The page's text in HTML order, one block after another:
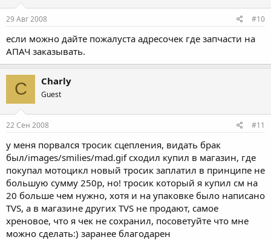
29 Авг 2008 #10
если можно дайте пожалуста адресочек где запчасти на
АПАЧ заказывать.
C Charly
Guest
22 Сен 2008 #11
у меня порвался тросик сцепления, видать брак
был/images/smilies/mad.gif сходил купил в магазин, где
покупал мотоцикл новый тросик заплатил в принципе не
большую сумму 250р, но! тросик который я купил см на
20 больше чем нужно, хотя и на упаковке было написано
TVS, а в магазине других TVS не продают, самое
хреновое, что я чек не сохранил, посоветуйте что мне
можно сделать:) заранее благодарен